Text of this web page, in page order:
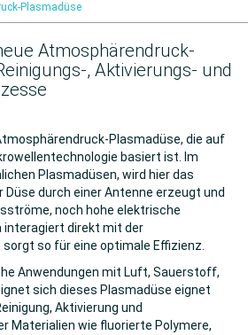
Plasmadüse
Atmosphärendruck-
, Aktivierungs- und
Plasmadüse, die auf
basiert ist. Im
Plasmadüsen, wird hier das
Düse durch einer Antenne erzeugt und
noch hohe elektrische
interagiert direkt mit der
so für eine optimale Effizienz.
Anwendungen mit Luft, Sauerstoff,
sich dieses Plasmadüse eignet
Aktivierung und
Materialien wie fluorierte Polymere,